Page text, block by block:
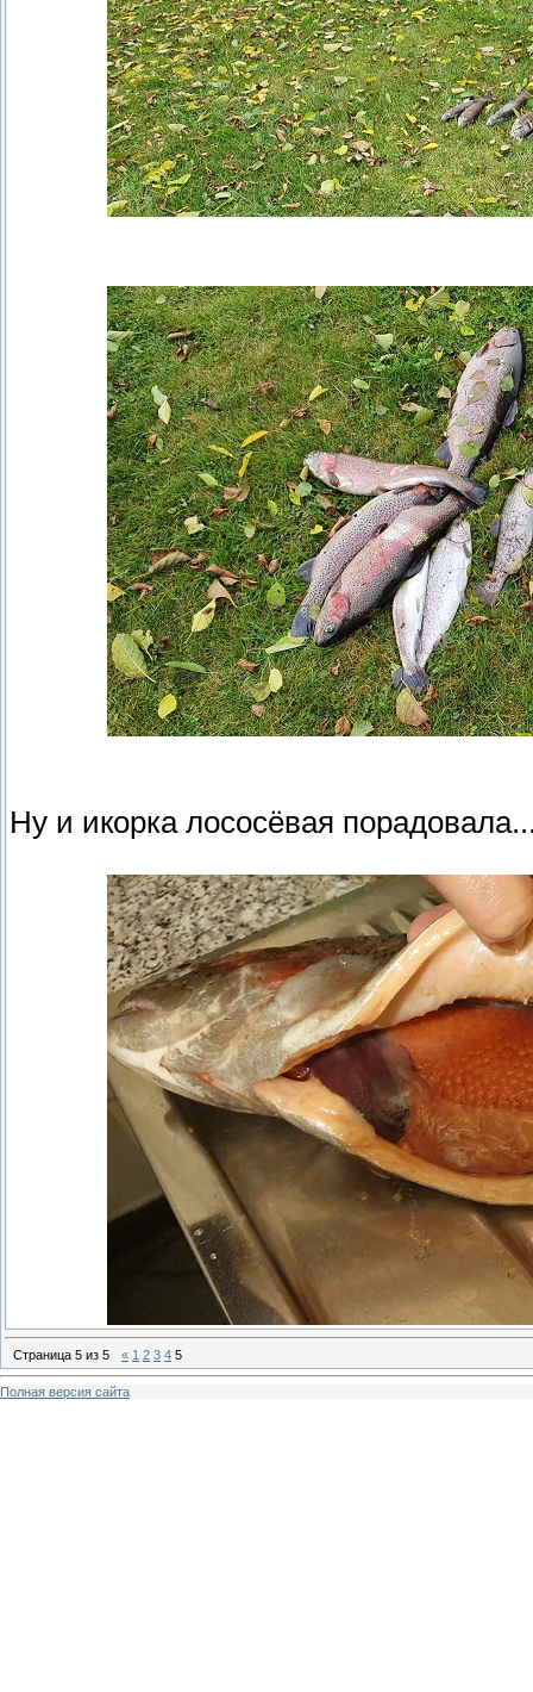
Ну и икорка лососёвая
Страница 5 из 5 « 1 2 3 4 5
Полная версия сайта